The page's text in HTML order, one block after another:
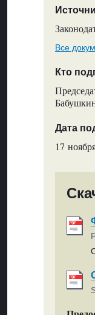
Все
Кто
Дата
17